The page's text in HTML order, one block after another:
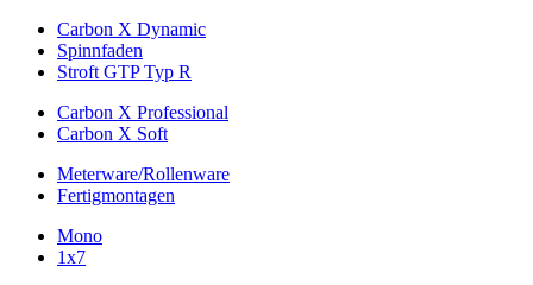
Carbon X Dynamic
Spinnfaden
Stroft GTP Typ R
Carbon X Professional
Carbon X Soft
Meterware/Rollenware
Fertigmontagen
Mono
1x7